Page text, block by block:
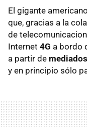
El gigante americano
que, gracias a la
de
Internet 4G a bordo
a partir de
y en principio sólo